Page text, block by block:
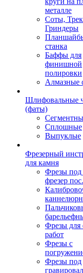
металле
Соты,
Гриндеры
станка
Баффы для
финишной
полировки
Алмазные
Шлифовальные
(фаты)
Сплошные
Выпуклые
Фрезерный
для камня
Фрезы под
фрезер
Фрезы для
работ
Фрезы с
Фрезы под